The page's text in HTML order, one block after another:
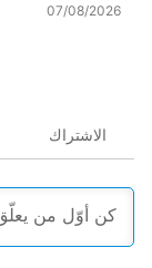
07/08/2026
الاشتراك